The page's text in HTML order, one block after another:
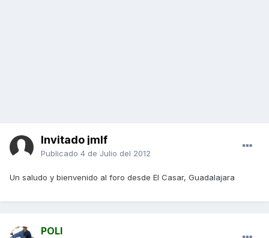
Invitado jmlf
Publicado 4 de Julio del 2012
Un saludo y bienvenido al foro desde El Casar, Guadalajara
POLI